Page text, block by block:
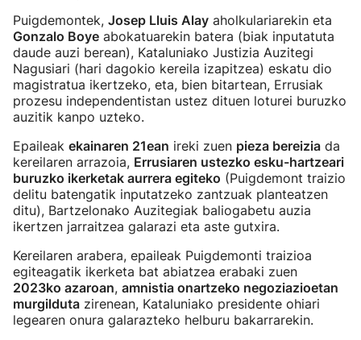
Puigdemontek, Josep Lluis Alay aholkulariarekin eta
Gonzalo Boye abokatuarekin batera (biak inputatuta
daude auzi berean), Kataluniako Justizia Auzitegi
Nagusiari (hari dagokio kereila izapitzea) eskatu dio
magistratua ikertzeko, eta, bien bitartean, Errusiak
prozesu independentistan ustez dituen loturei buruzko
auzitik kanpo uzteko.
Epaileak ekainaren 21ean ireki zuen pieza bereizia da
kereilaren arrazoia, Errusiaren ustezko esku-hartzeari
buruzko ikerketak aurrera egiteko (Puigdemont traizio
delitu batengatik inputatzeko zantzuak planteatzen
ditu), Bartzelonako Auzitegiak baliogabetu auzia
ikertzen jarraitzea galarazi eta aste gutxira.
Kereilaren arabera, epaileak Puigdemonti traizioa
egiteagatik ikerketa bat abiatzea erabaki zuen
2023ko azaroan, amnistia onartzeko negoziazioetan
murgilduta zirenean, Kataluniako presidente ohiari
legearen onura galarazteko helburu bakarrarekin.